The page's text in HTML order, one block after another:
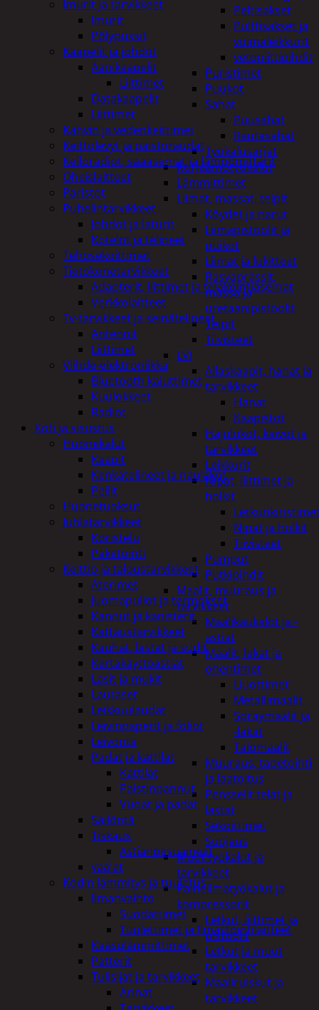
Peltisakset
Pulttisakset ja
voimaleikkurit
vetoniittipihdit
Puristimet
Puukot
Sahat
Puusahat
Rautasahat
Työkalusarjat
Korjaamotyökalut
Lämmittimet
Liimat, massat, teipit
Köydet ja narut
Liimapistoolit ja
puikot
Liimat ja lukitteet
Rasvaprässit,
massa ja
uretaanipistoolit
Teipit
Tiivisteet
LVI
Allaskaapit, hanat ja
tarvikkeet
Hanat
Kaapistot
Hajulukot, kaivot ja
tarvikkeet
Leikkurit
Nipat, liittimet ja
holkit
Nipat ja holkit
Tiivisteet
Pumput
Putkipihdit
Maalit, muuraus ja
tarvikkeet
Maalikaukalot ja -
astiat
Maalit, lakat ja
ohentimet
Liuottimet
Metallimaalit
Spraymaalit ja
-lakat
Talomaalit
Muuraus, tapetointi
ja laatoitus
Pensselit telat ja
lastat
Sekoittimet
Suojaus
Muut työkalut ja
tarvikkeet
Paineilmatyökalut ja
kompressorit
Letkut, liittimet ja
pistoolit
Letkut ja muut
tarvikkeet
Maaliruiskut ja
tarvikkeet
Imurit ja tarvikkeet
Imurit
Pölypussit
Kaapelit ja johdot
Äänikaapelit
Liittimet
Datakaapelit
Liittimet
Kahvin ja vedenkeittimet
Keittolevyt ja paistoraudat
Kelloradiot, sääasemat ja lämpömittarit
Oheislaitteet
Paristot
Puhelintarvikkeet
Johdot ja laturit
Kotelot ja telineet
Tehosekoittimet
Tietokonetarvikkeet
Adapterit, liittimet ja telakointiasemat
Verkkolaitteet
Tv-tarvikkeet ja seinätelineet
Antennit
Liittimet
Viihde-elektroniikka
Bluetooth kaiuttimet
Kuulokkeet
Radiot
Koti ja sisustus
Huonekalut
Kaapit
Kenkätelineet ja naulakot
Peilit
Huonetuoksut
Juhlatarvikkeet
Koristelu
Paketointi
Keittiö ja taloustarvikkeet
Aterimet
Juomapullot ja termokset
Kannut ja kanisterit
Kattaustarvikkeet
Kauhat, lastat ja sudit
Kertakäyttöastiat
Lasit ja mukit
Lautaset
Leikkuulaudat
Leivinpaperit ja foliot
Leivonta
Padat ja kattilat
Kattilat
Paistinpannut
Vuoat ja padat
Säilöntä
Tiskaus
Astianpesuaineet
vaa'at
Kodin lämmitys ja tuuletus
Ilmanvaihto
Suodattimet
Tuulettimet ja Ilmastointilaitteet
Kaasulämmittimet
Patterit
Tulisijat ja tarvikkeet
Arinat